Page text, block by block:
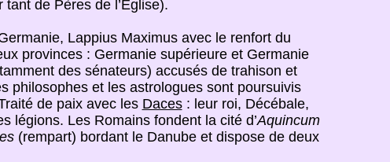
de Pères de l’Église).
Lappius Maximus avec le renfort du
provinces : Germanie supérieure et Germanie
des sénateurs) accusés de trahison et
philosophes et les astrologues sont poursuivis
de paix avec les Daces: leur roi, Décébale,
légions. Les Romains fondent la cité d’Aquincum
(rempart) bordant le Danube et dispose de deux